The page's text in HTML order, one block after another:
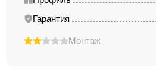
Гарантия
Монтаж